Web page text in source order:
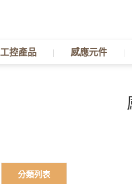
工控產品 感應元件
分類列表